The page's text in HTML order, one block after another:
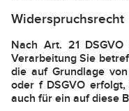
Widerspruchsrecht
Nach Art. 21
Verarbeitung Sie
die auf Grundlage
oder f DSGVO
auch für ein auf diese